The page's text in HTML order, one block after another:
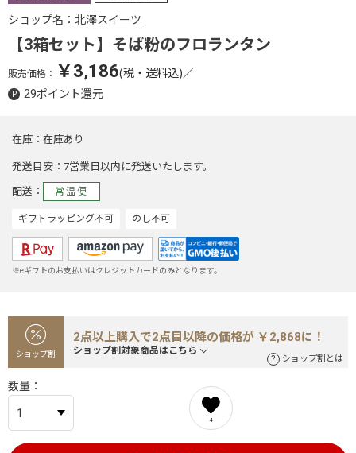
ショップ名： 北澤スイーツ
【3箱セット】そば粉のフロランタン
販売価格： ￥3,186(税・送料込)／
29ポイント還元
在庫 在庫あり
発送目安 7営業日以内に発送いたします。
配送 常温便
ギフトラッピング不可 のし不可
※eギフトのお支払いはクレジットカードのみとなります。
ショップ割
2点以上購入で2点目以降の価格が ￥2,868に！
ショップ割対象商品はこちら
ショップ割とは
数量
4